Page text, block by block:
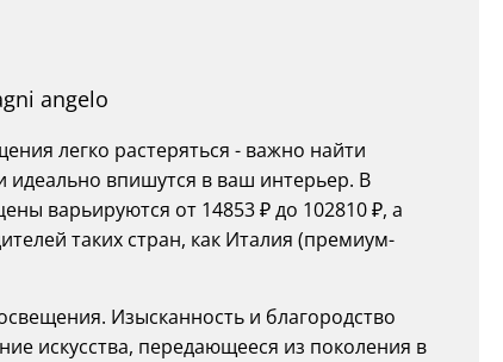
angelo
легко растеряться - важно найти
идеально впишутся в ваш интерьер. В
варьируются от 14853 ₽ до 102810 ₽, а
таких стран, как Италия (премиум-
Изысканность и благородство
искусства, передающееся из поколения в